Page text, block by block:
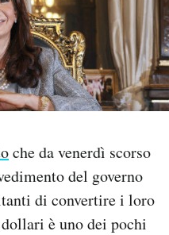
che da venerdì scorso
del governo
di convertire i loro
è uno dei pochi